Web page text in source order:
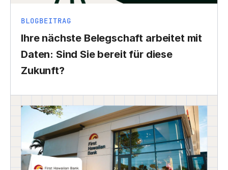
BLOGBEITRAG
Ihre nächste Belegschaft arbeitet mit
Daten: Sind Sie bereit für diese
Zukunft?